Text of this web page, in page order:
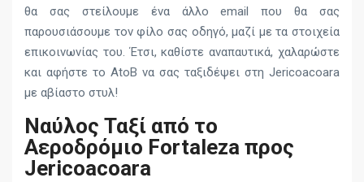
θα σας στείλουμε ένα άλλο email που θα σας
παρουσιάσουμε τον φίλο σας οδηγό, μαζί με τα στοιχεία
επικοινωνίας του. Έτσι, καθίστε αναπαυτικά, χαλαρώστε
και αφήστε το AtoB να σας ταξιδέψει στη Jericoacoara
με αβίαστο στυλ!
Ναύλος Ταξί από το
Αεροδρόμιο Fortaleza προς
Jericoacoara